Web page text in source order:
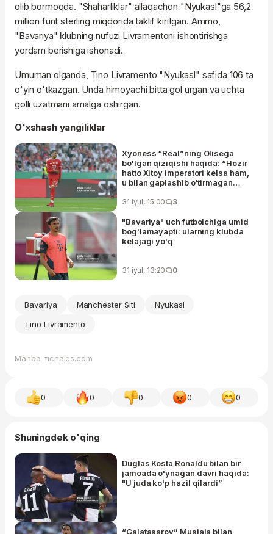
olib bormoqda. "Shaharliklar" allaqachon "Nyukasl"ga 56,2
million funt sterling miqdorida taklif kiritgan. Ammo,
"Bavariya" klubning nufuzi Livramentoni ishontirishga
yordam berishiga ishonadi.
Umuman olganda, Tino Livramento "Nyukasl" safida 106 ta
o'yin o'tkazgan. Unda himoyachi bitta gol urgan va uchta
golli uzatmani amalga oshirgan.
O'xshash yangiliklar
Xyoness “Real”ning Olisega
bo'lgan qiziqishi haqida: “Hozir
hatto Xitoy imperatori kelsa ham,
u bilan gaplashib o'tirmagan
31 iyul, 15:00 3
"Bavariya" uch futbolchiga umid
bog'lamayapti: ularning klubda
kelajagi yo'q
31 iyul, 13:20 0
Bavariya Manchester Siti
Nyukasl
Tino Livramento
Manba: fichajes.com
0 0 0 0 0
Shuningdek o'qing
Duglas Kosta Ronaldu bilan bir
jamoada o'ynagan davri haqida:
"U juda ko'p hazil qilardi”
“Galatasaroy” Musiala bilan